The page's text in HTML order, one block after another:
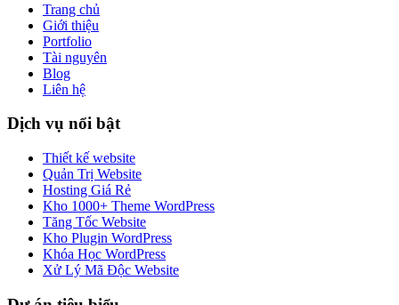
Trang chủ
Giới thiệu
Portfolio
Tài nguyên
Blog
Liên hệ
Dịch vụ nổi bật
Thiết kế website
Quản Trị Website
Hosting Giá Rẻ
Kho 1000+ Theme WordPress
Tăng Tốc Website
Kho Plugin WordPress
Khóa Học WordPress
Xử Lý Mã Độc Website